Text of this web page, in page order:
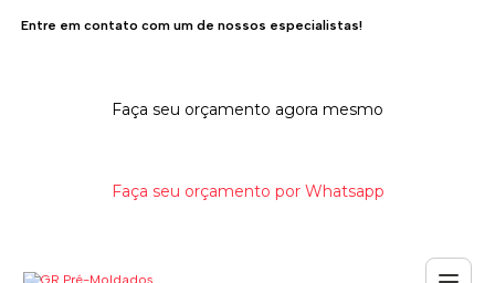
Entre em contato com um de nossos especialistas!
Faça seu orçamento agora mesmo
Faça seu orçamento por Whatsapp